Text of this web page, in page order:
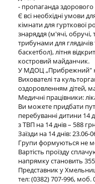
- пропаганда
Є всі необхідні умови
кімнати для гурткової
знаряддя (м'ячі, обручі,
трибунами для
баскетбол), літня
костровий майданчик.
У МДОЦ „Прибрежний"
Вихователі та
оздоровленням дітей,
Медичні працівники:
Ви можете придбати
перебуванні дитини 14
з ТВП на 14 днів – 588
Заїзди на 14 днів: 23.06-
Групи формуються не
Вартість проїзду
напрямку cтановить 355
Представник у
тел: (0382) 707-996, моб.